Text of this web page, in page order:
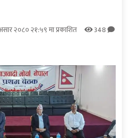
२०८० २१:५९ मा प्रकाशित
348